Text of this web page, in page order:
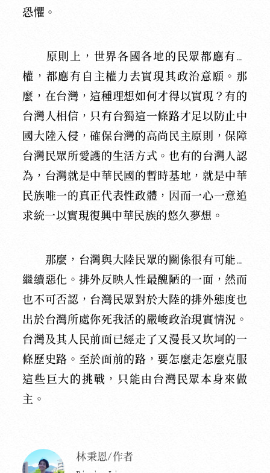
恐懼。
原則上，世界各國各地的民眾都應有主
權，都應有自主權力去實現其政治意願。那
麼，在台灣，這種理想如何才得以實現？有的
台灣人相信，只有台獨這一條路才足以防止中
國大陸入侵，確保台灣的高尚民主原則，保障
台灣民眾所愛護的生活方式。也有的台灣人認
為，台灣就是中華民國的暫時基地，就是中華
民族唯一的真正代表性政體，因而一心一意追
求統一以實現復興中華民族的悠久夢想。
那麼，台灣與大陸民眾的關係很有可能會
繼續惡化。排外反映人性最醜陋的一面，然而
也不可否認，台灣民眾對於大陸的排外態度也
出於台灣所處你死我活的嚴峻政治現實情況。
台灣及其人民前面已經走了又漫長又坎坷的一
條歷史路。至於面前的路，要怎麼走怎麼克服
這些巨大的挑戰，只能由台灣民眾本身來做
主。
林秉恩/作者